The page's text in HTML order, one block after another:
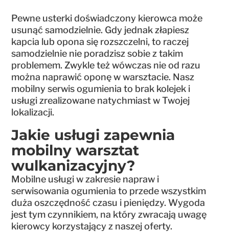
Pewne usterki doświadczony kierowca może
usunąć samodzielnie. Gdy jednak złapiesz
kapcia lub opona się rozszczelni, to raczej
samodzielnie nie poradzisz sobie z takim
problemem. Zwykle też wówczas nie od razu
można naprawić oponę w warsztacie. Nasz
mobilny serwis ogumienia to brak kolejek i
usługi zrealizowane natychmiast w Twojej
lokalizacji.
Jakie usługi zapewnia
mobilny warsztat
wulkanizacyjny?
Mobilne usługi w zakresie napraw i
serwisowania ogumienia to przede wszystkim
duża oszczędność czasu i pieniędzy. Wygoda
jest tym czynnikiem, na który zwracają uwagę
kierowcy korzystający z naszej oferty.